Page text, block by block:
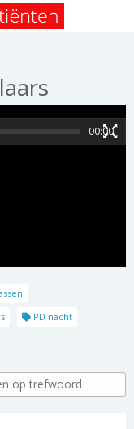
00:00
PD nacht